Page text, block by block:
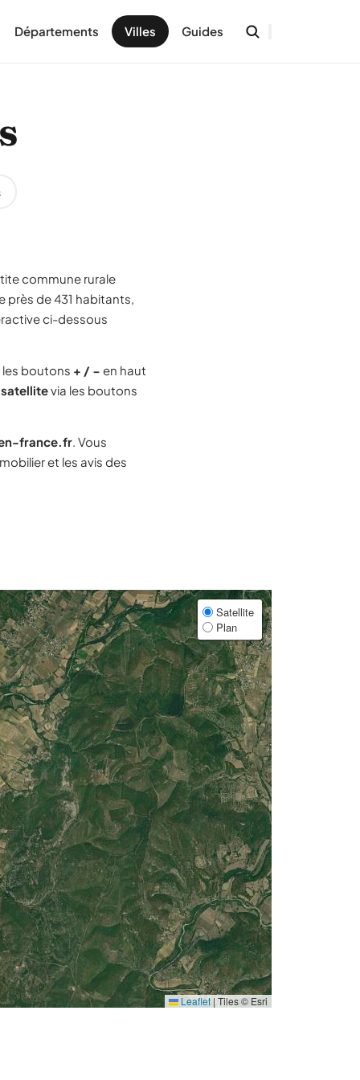
Départements Villes Guides
commune rurale
près de 431 habitants,
ci-dessous
boutons + / − en haut
via les boutons
france.fr. Vous
et les avis des
Satellite
Plan
Leaflet | Tiles © Esri